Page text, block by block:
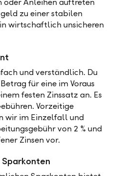
oder Anleihen auftreten
zu einer stabilen
wirtschaftlich unsicheren
und verständlich. Du
für eine im Voraus
festen Zinssatz an. Es
Vorzeitige
wir im Einzelfall und
von 2 % und
Zinsen vor.